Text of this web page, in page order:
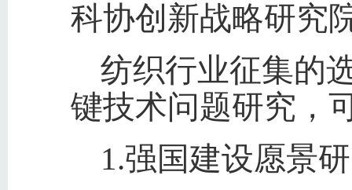
科协创新战略研究
纺织行业征集的
键技术问题研究，
1.强国建设愿景